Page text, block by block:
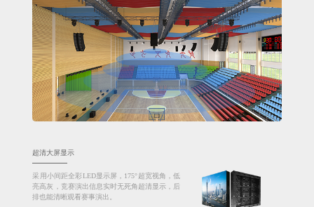
超清大屏显示
采用小间距全彩LED显示屏，175°超宽视角，低
亮高灰，竞赛演出信息实时无死角超清显示，后
排也能清晰观看赛事演出。